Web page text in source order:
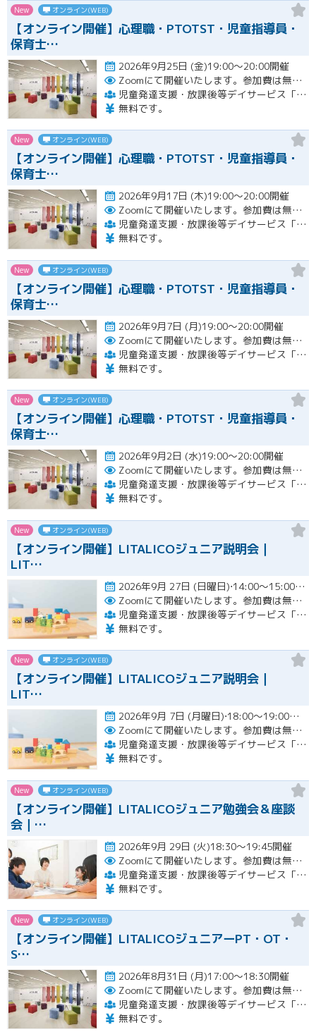
New オンライン(WEB)
【オンライン開催】心理職・PTOTST・児童指導員・
保育士…
2026年9月25日 (金)19:00～20:00開催
Zoomにて開催いたします。参加費は無料です。
児童発達支援・放課後等デイサービス「LITALICOジュニア」
無料です。
New オンライン(WEB)
【オンライン開催】心理職・PTOTST・児童指導員・
保育士…
2026年9月17日 (木)19:00～20:00開催
Zoomにて開催いたします。参加費は無料です。
児童発達支援・放課後等デイサービス「LITALICOジュニア」
無料です。
New オンライン(WEB)
【オンライン開催】心理職・PTOTST・児童指導員・
保育士…
2026年9月7日 (月)19:00～20:00開催
Zoomにて開催いたします。参加費は無料です。
児童発達支援・放課後等デイサービス「LITALICOジュニア」
無料です。
New オンライン(WEB)
【オンライン開催】心理職・PTOTST・児童指導員・
保育士…
2026年9月2日 (水)19:00～20:00開催
Zoomにて開催いたします。参加費は無料です。
児童発達支援・放課後等デイサービス「LITALICOジュニア」
無料です。
New オンライン(WEB)
【オンライン開催】LITALICOジュニア説明会｜
LIT…
2026年9月 27日 (日曜日)⋅14:00～15:00開催
Zoomにて開催いたします。参加費は無料です。
児童発達支援・放課後等デイサービス「LITALICOジュニア」
無料です。
New オンライン(WEB)
【オンライン開催】LITALICOジュニア説明会｜
LIT…
2026年9月 7日 (月曜日)⋅18:00～19:00開催
Zoomにて開催いたします。参加費は無料です。
児童発達支援・放課後等デイサービス「LITALICOジュニア」
無料です。
New オンライン(WEB)
【オンライン開催】LITALICOジュニア勉強会＆座談
会｜…
2026年9月 29日 (火)18:30～19:45開催
Zoomにて開催いたします。参加費は無料です。
児童発達支援・放課後等デイサービス「LITALICOジュニア」
無料です。
New オンライン(WEB)
【オンライン開催】LITALICOジュニアーPT・OT・
S…
2026年8月31日 (月)17:00～18:30開催
Zoomにて開催いたします。参加費は無料です。
児童発達支援・放課後等デイサービス「LITALICOジュニア」
無料です。